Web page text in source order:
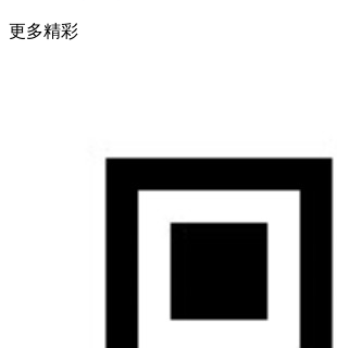
更多精彩